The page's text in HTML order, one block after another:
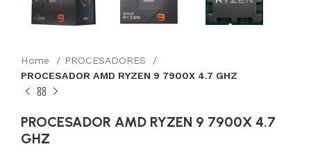
Home
PROCESADORES
PROCESADOR AMD RYZEN 9 7900X 4.7 GHZ
PROCESADOR AMD RYZEN 9 7900X 4.7
GHZ